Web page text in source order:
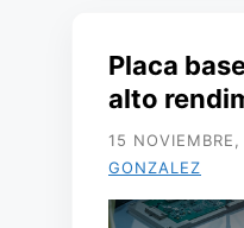
Placa
alto
15
GONZALEZ